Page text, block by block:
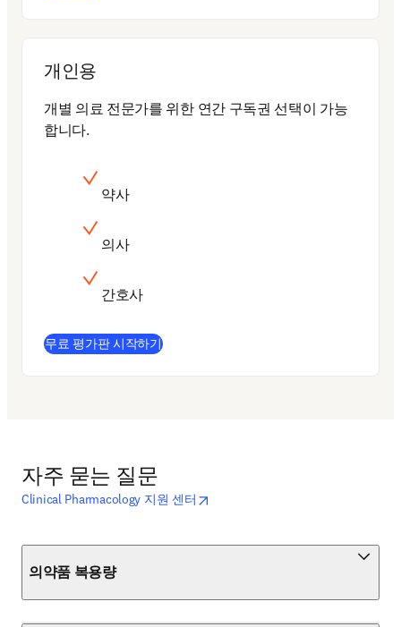
개인용
개별 의료 전문가를 위한 연간 구독권 선택이 가능
합니다.
약사
의사
간호사
무료 평가판 시작하기(
자주 묻는 질문
Clinical Pharmacology 지원 센터 새 탭/창에서 열기
opens in new tab/window
의약품 복용량